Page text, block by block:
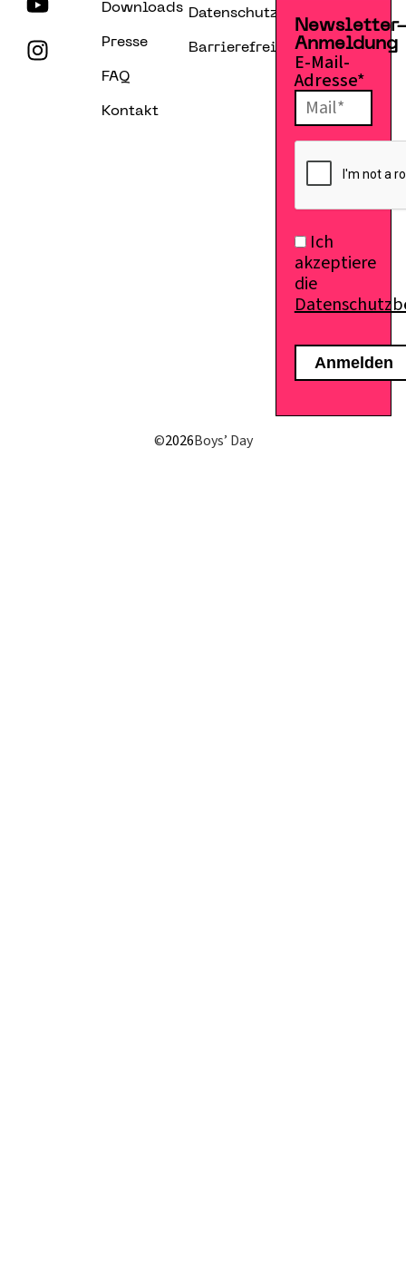
Downloads
Presse
FAQ
Kontakt
Datenschutzerklärung
Barrierefreiheitserklärung
Anmeldung
E-Mail-
Adresse*
Ich
akzeptiere
die
©2026Boys’ Day